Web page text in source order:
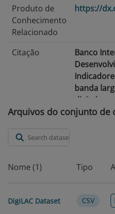
construção de estratégias
que favoreçam uma
Produto de
Conhecimento
Relacionado
https://
Citação
Banco
banda
digital
Caribe.
Data de
Tags/Palavras-
Banda
Arquivos do conjunto de
Nome (1) Tipo
DigiLAC Dataset CSV